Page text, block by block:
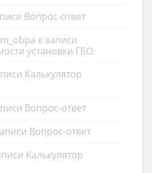
Вопрос-ответ
к записи
установки ГБО
Калькулятор
Вопрос-ответ
Вопрос-ответ
Калькулятор